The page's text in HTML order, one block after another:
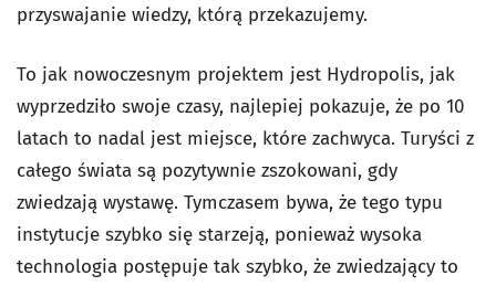
przyswajanie wiedzy, którą przekazujemy.
To jak nowoczesnym projektem jest Hydropolis, jak
wyprzedziło swoje czasy, najlepiej pokazuje, że po 10
latach to nadal jest miejsce, które zachwyca. Turyści z
całego świata są pozytywnie zszokowani, gdy
zwiedzają wystawę. Tymczasem bywa, że tego typu
instytucje szybko się starzeją, ponieważ wysoka
technologia postępuje tak szybko, że zwiedzający to